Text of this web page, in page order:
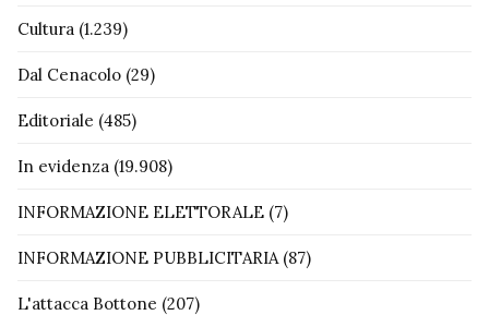
Cultura (1.239)
Dal Cenacolo (29)
Editoriale (485)
In evidenza (19.908)
INFORMAZIONE ELETTORALE (7)
INFORMAZIONE PUBBLICITARIA (87)
L'attacca Bottone (207)